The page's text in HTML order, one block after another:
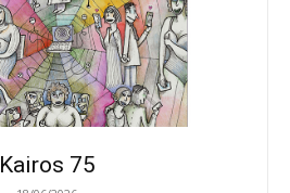
Kairos 75